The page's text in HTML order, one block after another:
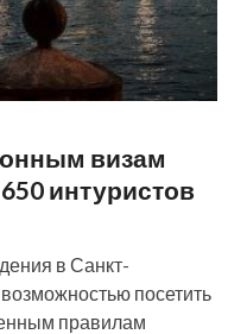
визам
интуристов
в Санкт-
посетить
правилам